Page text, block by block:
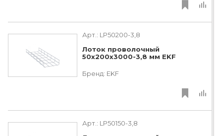
Арт.: LP50200-3,8
Лоток проволочный
50х200х3000-3,8 мм EKF
Бренд: EKF
Арт.: LP50150-3,8